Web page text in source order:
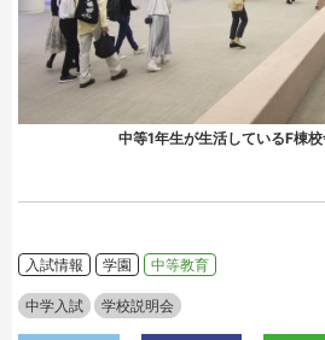
中等1年生が生活しているF棟
入試情報 学園 中等教育
中学入試 学校説明会